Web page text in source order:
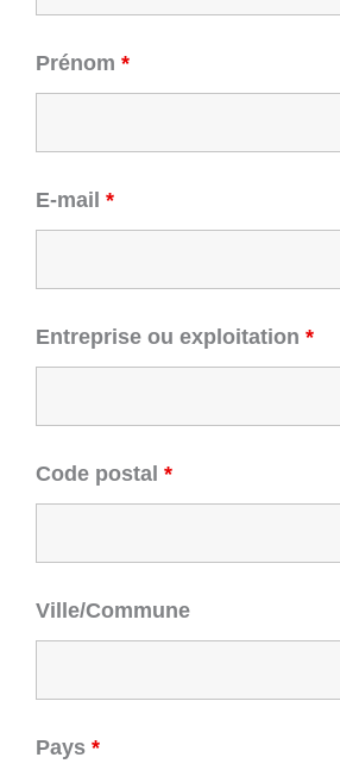
Prénom *
E-mail *
Entreprise ou exploitation *
Code postal *
Ville/Commune
Pays *